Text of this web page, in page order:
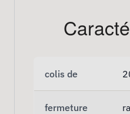
colis de
fermeture